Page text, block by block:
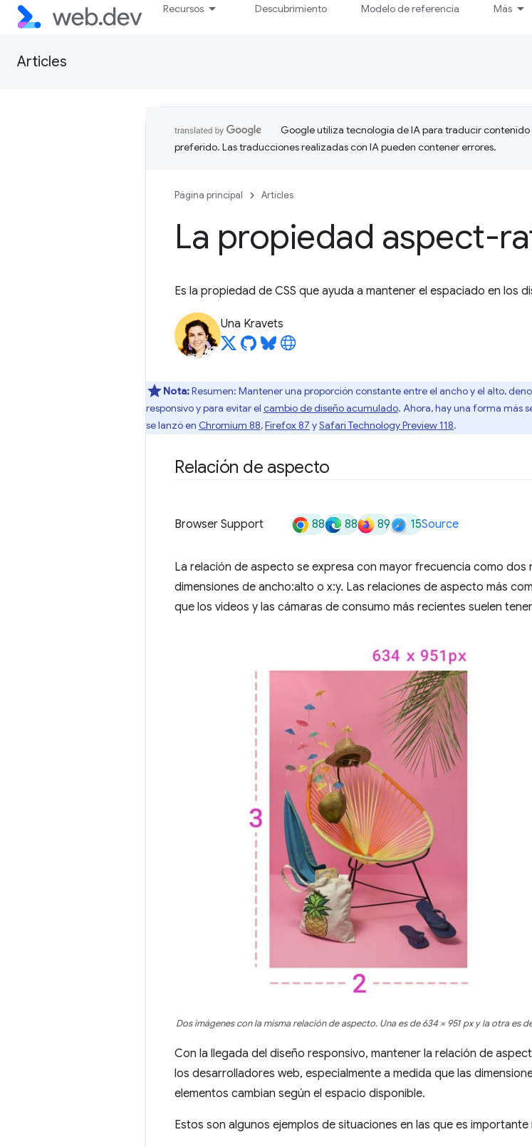
Recursos Descubrimiento Modelo de referencia Más
Articles
Google utiliza tecnología de IA para traducir contenido
preferido. Las traducciones realizadas con IA pueden contener errores.
Página principal Articles
La propiedad aspect-
Es la propiedad de CSS que ayuda a mantener el espaciado en los
Una Kravets
Nota:Resumen: Mantener una proporción constante entre el ancho y el alto,
responsivo y para evitar el cambio de diseño acumulado. Ahora, hay una forma más
se lanzó en Chromium 88,Firefox 87 ySafari Technology Preview 118.
Relación de aspecto
Browser Support 88 88 89 15Source
La relación de aspecto se expresa con mayor frecuencia como dos
dimensiones de ancho:alto o x:y. Las relaciones de aspecto más
que los videos y las cámaras de consumo más recientes suelen
Dos imágenes con la misma relación de aspecto. Una es de 634 × 951 px y la otra es
Con la llegada del diseño responsivo, mantener la relación de
los desarrolladores web, especialmente a medida que las
elementos cambian según el espacio disponible.
Estos son algunos ejemplos de situaciones en las que es